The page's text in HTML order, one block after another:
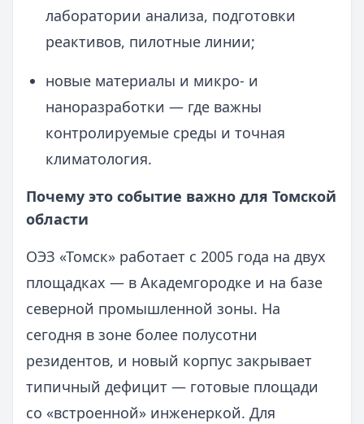
лаборатории анализа, подготовки
реактивов, пилотные линии;
новые материалы и микро- и
наноразработки — где важны
контролируемые среды и точная
климатология.
Почему это событие важно для Томской
области
ОЭЗ «Томск» работает с 2005 года на двух
площадках — в Академгородке и на базе
северной промышленной зоны. На
сегодня в зоне более полусотни
резидентов, и новый корпус закрывает
типичный дефицит — готовые площади
со «встроенной» инженеркой. Для